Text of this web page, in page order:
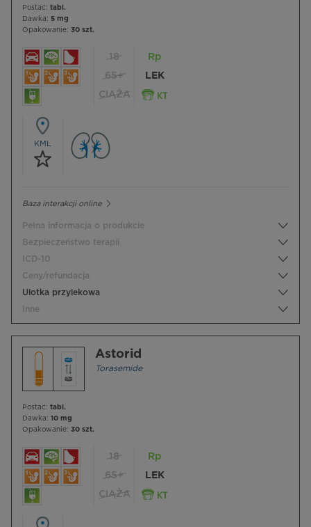
Postać: tabl.
Dawka: 5 mg
Opakowanie: 30 szt.
18
65+
CIĄŻA
Rp
LEK
KML
Baza interakcji online
Pełna informacja o produkcie
Bezpieczeństwo terapii
ICD-10
Ceny/refundacja
Ulotka przylekowa
Inne
Astorid
Torasemide
Postać: tabl.
Dawka: 10 mg
Opakowanie: 30 szt.
18
65+
CIĄŻA
Rp
LEK